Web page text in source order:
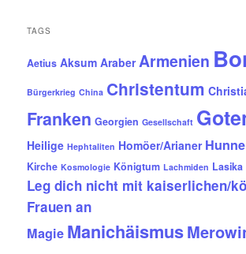
TAGS
Aetius Aksum Araber Armenien
Bürgerkrieg China Christentum
Franken Georgien Gesellschaft
Heilige Hephtaliten Homöer/Arianer
Kirche Kosmologie Königtum Lachmiden Lasika
Leg dich nicht mit kaiserlichen/
Frauen an
Magie Manichäismus